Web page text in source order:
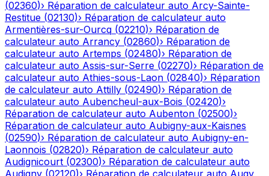
(02360)› Réparation de calculateur auto Arcy-Sainte-
Restitue (02130)› Réparation de calculateur auto
Armentières-sur-Ourcq (02210)› Réparation de
calculateur auto Arrancy (02860)› Réparation de
calculateur auto Artemps (02480)› Réparation de
calculateur auto Assis-sur-Serre (02270)› Réparation de
calculateur auto Athies-sous-Laon (02840)› Réparation
de calculateur auto Attilly (02490)› Réparation de
calculateur auto Aubencheul-aux-Bois (02420)›
Réparation de calculateur auto Aubenton (02500)›
Réparation de calculateur auto Aubigny-aux-Kaisnes
(02590)› Réparation de calculateur auto Aubigny-en-
Laonnois (02820)› Réparation de calculateur auto
Audignicourt (02300)› Réparation de calculateur auto
Audigny (02120)› Réparation de calculateur auto Augy